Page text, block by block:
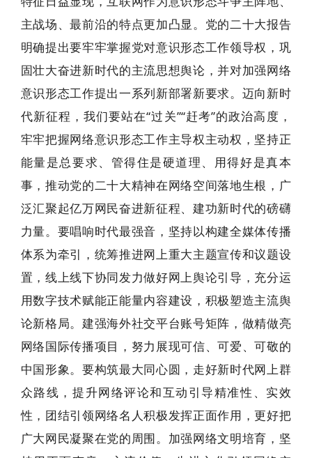
主战场、最前沿的特点更加凸显。党的二十大报告
明确提出要牢牢掌握党对意识形态工作领导权，巩
固壮大奋进新时代的主流思想舆论，并对加强网络
意识形态工作提出一系列新部署新要求。迈向新时
代新征程，我们要站在“过关”“赶考”的政治高度，
牢牢把握网络意识形态工作主导权主动权，坚持正
能量是总要求、管得住是硬道理、用得好是真本
事，推动党的二十大精神在网络空间落地生根，广
泛汇聚起亿万网民奋进新征程、建功新时代的磅礴
力量。要唱响时代最强音，坚持以构建全媒体传播
体系为牵引，统筹推进网上重大主题宣传和议题设
置，线上线下协同发力做好网上舆论引导，充分运
用数字技术赋能正能量内容建设，积极塑造主流舆
论新格局。建强海外社交平台账号矩阵，做精做亮
网络国际传播项目，努力展现可信、可爱、可敬的
中国形象。要构筑最大同心圆，走好新时代网上群
众路线，提升网络评论和互动引导精准性、实效
性，团结引领网络名人积极发挥正面作用，更好把
广大网民凝聚在党的周围。加强网络文明培育，坚